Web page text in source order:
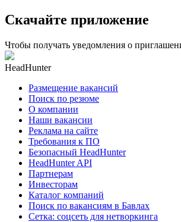
Скачайте приложение
Чтобы получать уведомления о
HeadHunter
Размещение вакансий
Поиск по резюме
О компании
Наши вакансии
Реклама на сайте
Требования к ПО
Безопасный HeadHunter
HeadHunter API
Партнерам
Инвесторам
Каталог компаний
Поиск по вакансиям в Бавлах
Сетка: соцсеть для нетворкинга